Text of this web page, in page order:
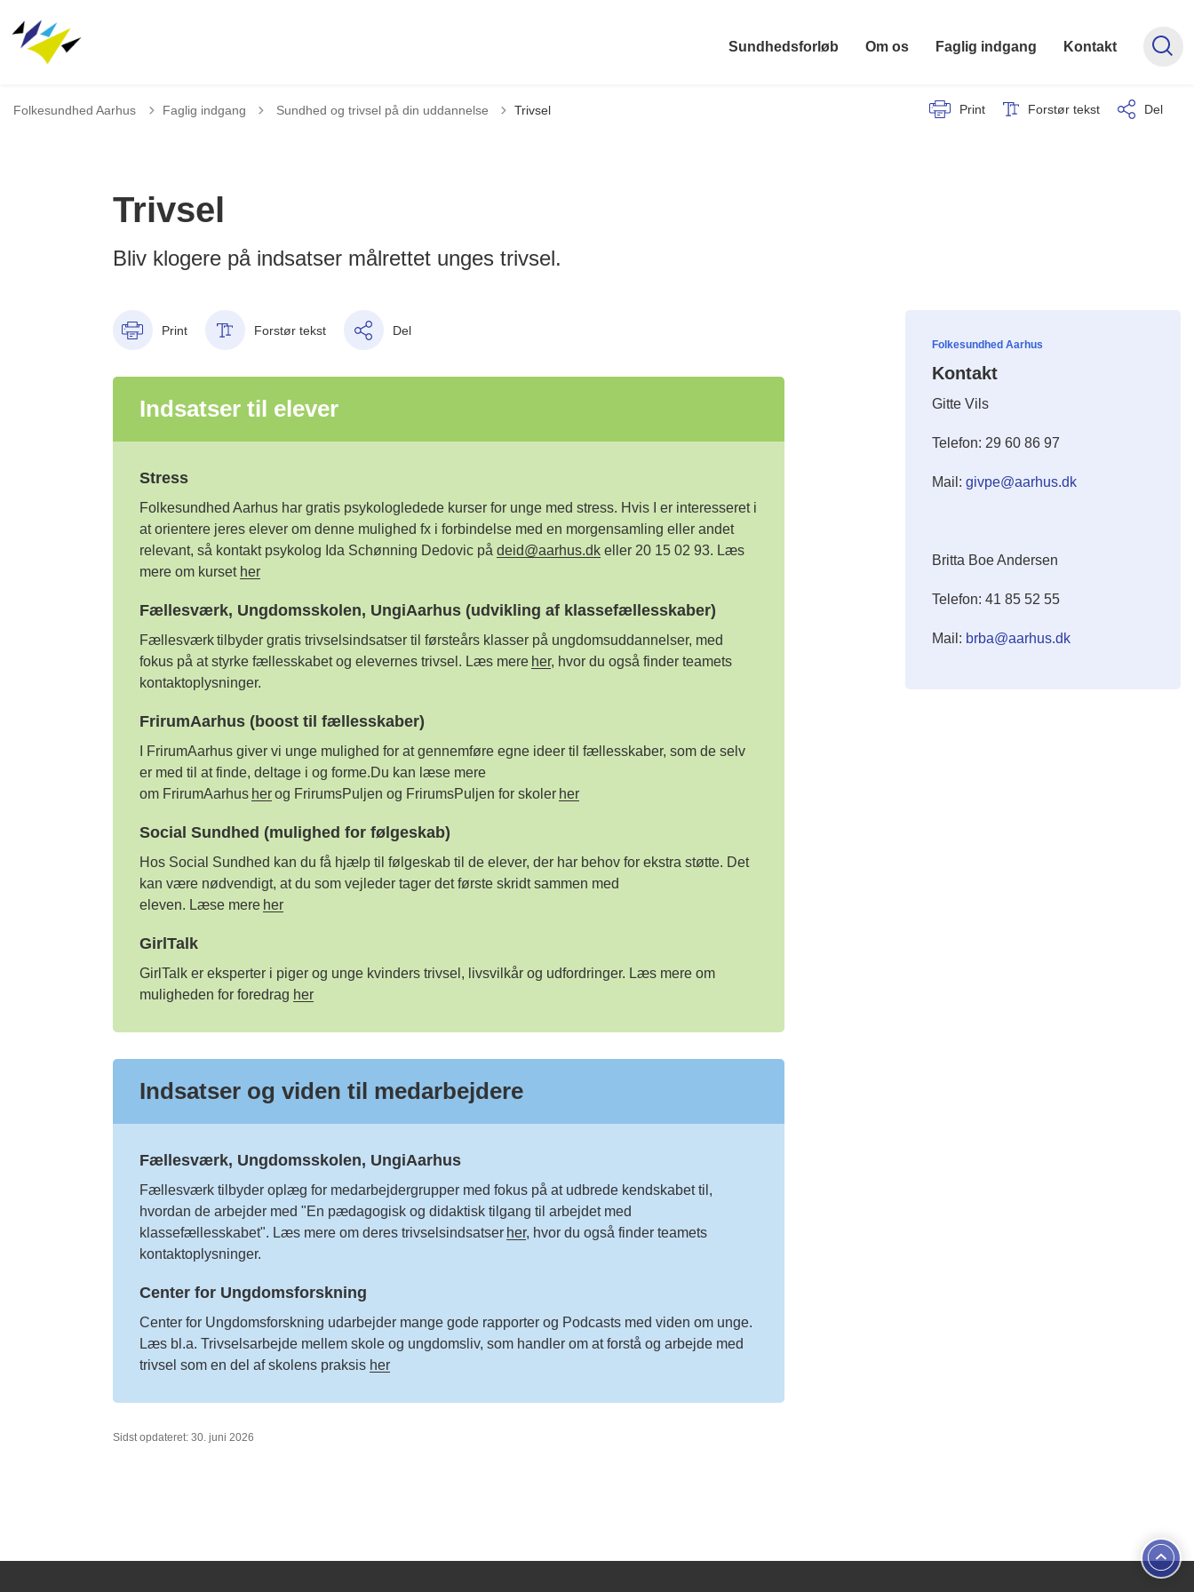
Sundhedsforløb Om os Faglig indgang Kontakt
Folkesundhed Aarhus Faglig indgang Tilbage til
Sundhed og trivsel på din uddannelse Trivsel Print Forstør tekst Del
Trivsel
Bliv klogere på indsatser målrettet unges trivsel.
Print Forstør tekst Del
Indsatser til elever
Stress
Folkesundhed Aarhus har gratis psykologlededekurser for unge med stress. Hvis I er interesseret i
at orientere jeres elever om denne mulighed fx i forbindelse med en morgensamling eller andet
relevant, så kontakt psykolog Ida Schønning Dedovic på deid@aarhus.dkeller 20 15 02 93. Læs
mere om kurset her
Fællesværk, Ungdomsskolen, UngiAarhus (udvikling af klassefællesskaber)
Fællesværk tilbyder gratis trivselsindsatser til førsteårs klasser på ungdomsuddannelser, med
fokus på at styrke fællesskabet og elevernes trivsel. Læs mere her, hvor du også finder teamets
kontaktoplysninger.
FrirumAarhus (boost til fællesskaber)
FrirumAarhusgiver vi unge mulighed for at gennemføre egne ideer til fællesskaber, som de selv
er med til at finde, deltage i og forme.Du kan læse mere
om FrirumAarhus herog FrirumsPuljen og FrirumsPuljen for skoler her
Social Sundhed (mulighed for følgeskab)
Hos Social Sundhed kan du få hjælp til følgeskab til de elever, der har behov for ekstra støtte. Det
kan være nødvendigt, at du som vejleder tager det første skridt sammen med
eleven. Læsemere her
GirlTalk
GirlTalker eksperter i piger og unge kvinders trivsel, livsvilkår og udfordringer. Læs mere om
muligheden for foredrag her
Indsatser og viden til medarbejdere
Fællesværk, Ungdomsskolen, UngiAarhus
Fællesværktilbyder oplæg for medarbejdergrupper med fokus på at udbrede kendskabet til,
hvordan de arbejder med "En pædagogisk og didaktisk tilgang til arbejdet med
klassefællesskabet". Læs mere om deres trivselsindsatser her, hvor du også finder teamets
kontaktoplysninger.
Center for Ungdomsforskning
Center for Ungdomsforskning udarbejder mange gode rapporter og Podcasts med viden om unge.
Læs bl.a. Trivselsarbejde mellem skole og ungdomsliv, som handler om at forstå og arbejde med
trivsel som en del af skolens praksis her
Folkesundhed Aarhus
Kontakt
Gitte Vils
Telefon: 29 60 86 97
Mail:givpe@aarhus.dk
Britta Boe Andersen
Telefon: 41 85 52 55
Mail: brba@aarhus.dk
Sidst opdateret: 30. juni 2026